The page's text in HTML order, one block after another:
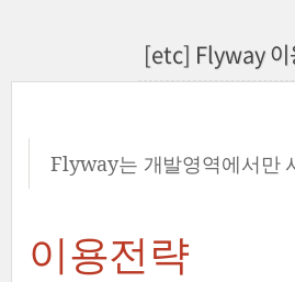
[etc] Flyway 이
Flyway는 개발영역에서만
이용전략